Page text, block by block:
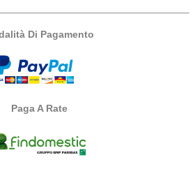
Di Pagamento
Paga A Rate